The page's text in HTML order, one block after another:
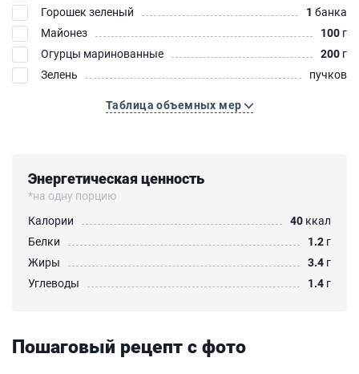
Горошек зеленый
1 банка
Майонез
100 г
Огурцы маринованные
200 г
Зелень
пучков
Таблица объемных мер
Энергетическая ценность
*на одну порцию
Калории
40 ккал
Белки
1.2 г
Жиры
3.4 г
Углеводы
1.4 г
Пошаговый рецепт с фото